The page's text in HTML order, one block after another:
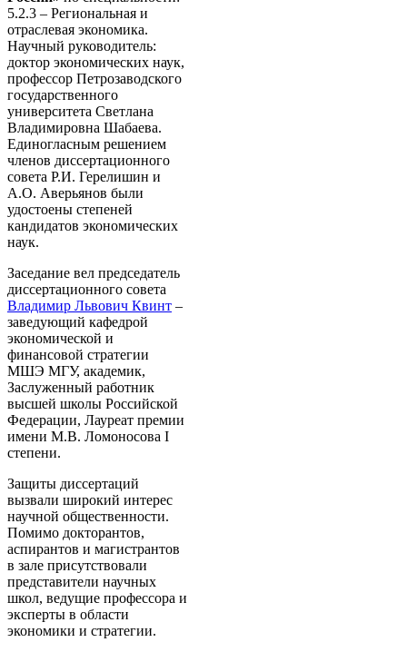
5.2.3 – Региональная и
отраслевая экономика.
Научный руководитель:
доктор экономических наук,
профессор Петрозаводского
государственного
университета Светлана
Владимировна Шабаева.
Единогласным решением
членов диссертационного
совета Р.И. Герелишин и
А.О. Аверьянов были
удостоены степеней
кандидатов экономических
наук.
Заседание вел председатель
диссертационного совета
Владимир Львович Квинт –
заведующий кафедрой
экономической и
финансовой стратегии
МШЭ МГУ, академик,
Заслуженный работник
высшей школы Российской
Федерации, Лауреат премии
имени М.В. Ломоносова I
степени.
Защиты диссертаций
вызвали широкий интерес
научной общественности.
Помимо докторантов,
аспирантов и магистрантов
в зале присутствовали
представители научных
школ, ведущие профессора и
эксперты в области
экономики и стратегии.